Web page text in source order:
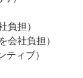
担）
社負担）
ィブ）